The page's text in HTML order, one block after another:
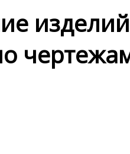
изделий